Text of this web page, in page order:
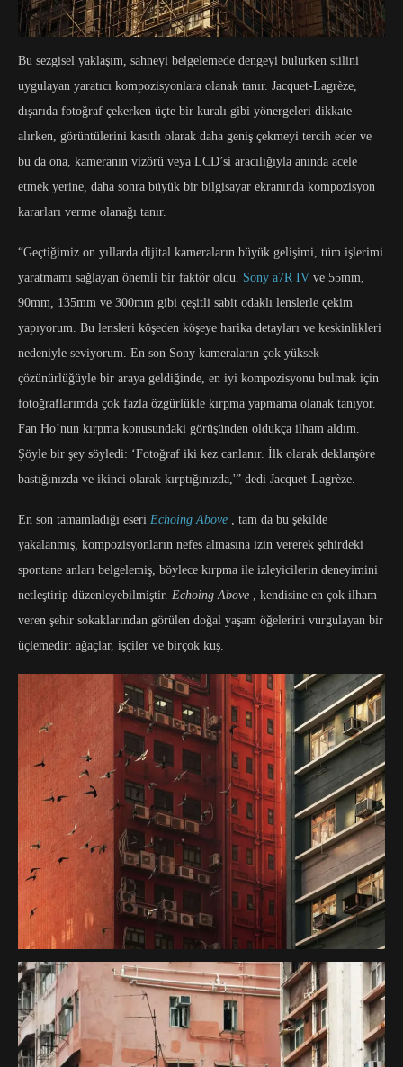
Bu sezgisel yaklaşım, sahneyi belgelemede dengeyi bulurken stilini
uygulayan yaratıcı kompozisyonlara olanak tanır. Jacquet-Lagrèze,
dışarıda fotoğraf çekerken üçte bir kuralı gibi yönergeleri dikkate
alırken, görüntülerini kasıtlı olarak daha geniş çekmeyi tercih eder ve
bu da ona, kameranın vizörü veya LCD’si aracılığıyla anında acele
etmek yerine, daha sonra büyük bir bilgisayar ekranında kompozisyon
kararları verme olanağı tanır.
“Geçtiğimiz on yıllarda dijital kameraların büyük gelişimi, tüm işlerimi
yaratmamı sağlayan önemli bir faktör oldu. Sony a7R IV ve 55mm,
90mm, 135mm ve 300mm gibi çeşitli sabit odaklı lenslerle çekim
yapıyorum. Bu lensleri köşeden köşeye harika detayları ve keskinlikleri
nedeniyle seviyorum. En son Sony kameraların çok yüksek
çözünürlüğüyle bir araya geldiğinde, en iyi kompozisyonu bulmak için
fotoğraflarımda çok fazla özgürlükle kırpma yapmama olanak tanıyor.
Fan Ho’nun kırpma konusundaki görüşünden oldukça ilham aldım.
Şöyle bir şey söyledi: ‘Fotoğraf iki kez canlanır. İlk olarak deklanşöre
bastığınızda ve ikinci olarak kırptığınızda,'” dedi Jacquet-Lagrèze.
En son tamamladığı eseri Echoing Above , tam da bu şekilde
yakalanmış, kompozisyonların nefes almasına izin vererek şehirdeki
spontane anları belgelemiş, böylece kırpma ile izleyicilerin deneyimini
netleştirip düzenleyebilmiştir. Echoing Above , kendisine en çok ilham
veren şehir sokaklarından görülen doğal yaşam öğelerini vurgulayan bir
üçlemedir: ağaçlar, işçiler ve birçok kuş.